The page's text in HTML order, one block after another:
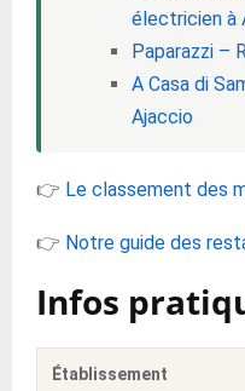
électricien à
Paparazzi –
A Casa di
Ajaccio
👉 Le classement des
👉 Notre guide des
Infos
Établissement